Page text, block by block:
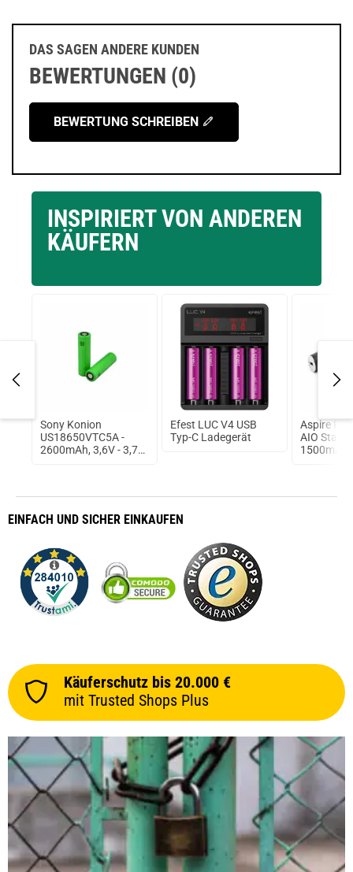
DAS SAGEN ANDERE KUNDEN
BEWERTUNGEN (0)
BEWERTUNG SCHREIBEN
INSPIRIERT VON ANDEREN
KÄUFERN
Sony Konion
US18650VTC5A -
2600mAh, 3,6V - 3,7V
Efest LUC V4 USB
Typ-C Ladegerät
Aspire
AIO
1500mAh
EINFACH UND SICHER EINKAUFEN
Käuferschutz bis 20.000 €
mit Trusted Shops Plus